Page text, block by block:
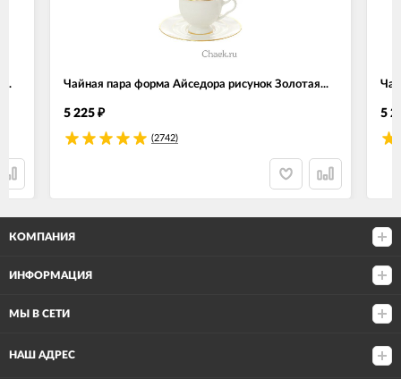
Чайная пара форма Айседора рисунок Золотая...
5 225 ₽
(2742)
5
КОМПАНИЯ
ИНФОРМАЦИЯ
МЫ В СЕТИ
НАШ АДРЕС